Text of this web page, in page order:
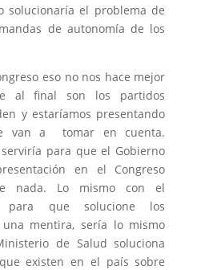
solucionaría el problema de
de autonomía de los
eso no nos hace mejor
al final son los partidos
y estaríamos presentando
van a tomar en cuenta.
para que el Gobierno
en el Congreso
nada. Lo mismo con el
para que solucione los
una mentira, sería lo mismo
de Salud soluciona
existen en el país sobre